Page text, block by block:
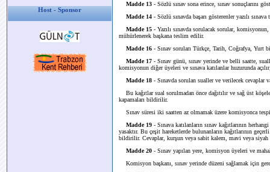
Host - Sponsor
Madde 13 - Sözlü sınav sona erince, sınav sonuçlarını
Madde 14 - Sözlü sınavda başarı gösterenler yazılı
Madde 15 - Yazılı sınavda sorulacak sorular,
mühürlenerek başkana teslim edilir.
Madde 16 - Sınav soruları Türkçe, Tarih, Coğrafya,
Madde 17 - Sınav günü, sınav yerinde ve belli saatte,
komisyonun diğer üyeleri ve sınava katılanlar huzurunda
Madde 18 - Sınavda sorulan sualler ve verilecek cevaplar
Bu kağıtlar sual sorulmadan önce dağıtılır ve sağ üst
kapamaları bildirilir.
Sınav süresi iki saatten az olmamak üzere komisyonca
Madde 19 - Sınava katılanların sınav kağıtlarının
yasaktır. Bu çeşit hareketlerde bulunanların kağıtlarının
bildirilir. Cevaplar, kurşun veya sabit kalem, mavi veya siyah
Madde 20 - Sınav yapılan yere, komisyon üyeleri ve
Komisyon başkanı, sınav yerinde düzeni sağlamak için